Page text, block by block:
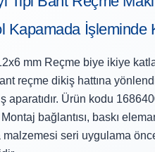
Kapamada İşleminde
mm Reçme biye ikiye
reçme dikiş hattına
aparatıdır. Ürün kodu
Montaj bağlantısı, baskı
malzemesi seri uygulama